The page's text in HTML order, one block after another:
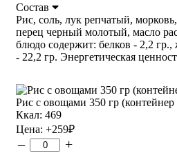
Состав
Рис, соль, лук репчатый,
перец черный молотый, масло
блюдо содержит: белков - 2,2 гр.,
- 22,2 гр. Энергетическая
Рис с овощами 350 гр (контейнер
Ккал: 469
Цена: +259₽
– +